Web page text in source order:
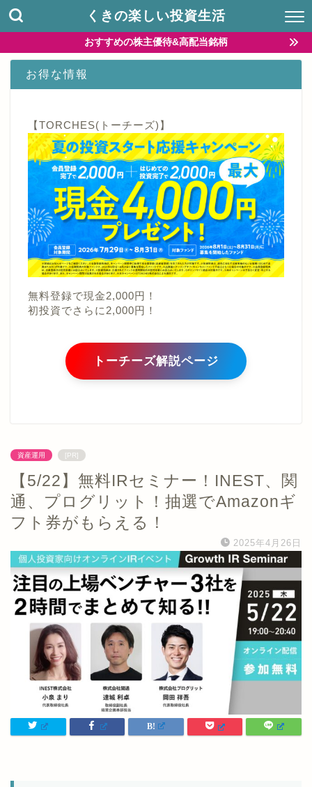
くきの楽しい投資生活
おすすめの株主優待&高配当銘柄
お得な情報
【TORCHES(トーチーズ)】
無料登録で現金2,000円！
初投資でさらに2,000円！
トーチーズ解説ページ
資産運用 [PR]
【5/22】無料IRセミナー！INEST、関
通、プログリット！抽選でAmazonギ
フト券がもらえる！
2025年4月26日